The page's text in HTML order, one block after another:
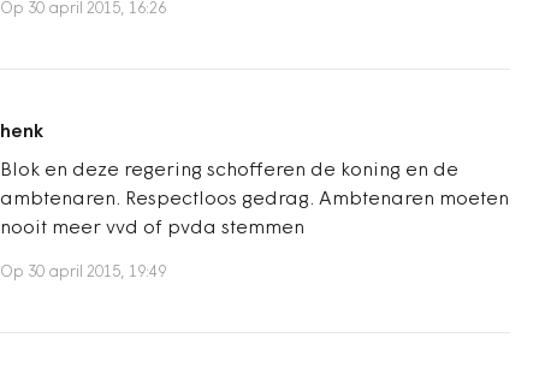
Op 30 april 2015, 16:26
henk
Blok en deze regering schofferen de koning en de
ambtenaren. Respectloos gedrag. Ambtenaren moeten
nooit meer vvd of pvda stemmen
Op 30 april 2015, 19:49